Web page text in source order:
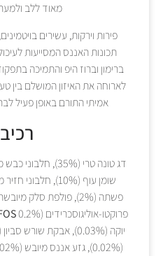
מאוד ללב
פירות וירקות, עשירים
תכונות האננס המסייעות
ברימון וברוז היפ והתמיכה
לארוחה את האיזון המושלם בין
אמיתי התורם באופן פעיל
פרוקטו-אוליגוסכרידים (0.2%), מוצרי שמרים (